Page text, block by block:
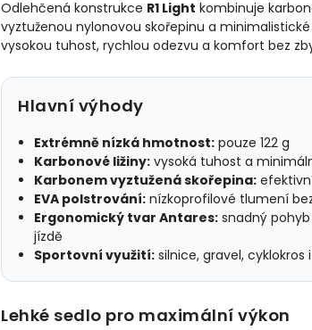
Odlehčená konstrukce R1 Light kombinuje
vyztuženou nylonovou skořepinu a minimalistické
vysokou tuhost, rychlou odezvu a komfort bez
Hlavní výhody
Extrémně nízká hmotnost: pouze 122 g
Karbonové ližiny: vysoká tuhost a
Karbonem vyztužená skořepina:
EVA polstrování: nízkoprofilové tlumení
Ergonomický tvar Antares: snadný
jízdě
Sportovní využití: silnice, gravel, cyklokros
Lehké sedlo pro maximální výkon